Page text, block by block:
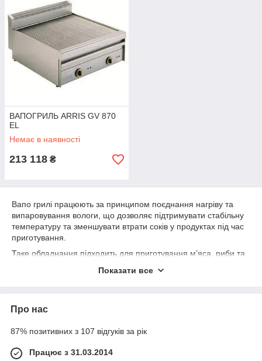
ВАПОГРИЛЬ ARRIS GV 870
EL
Немає в наявності
213 118 ₴
Вапо грилі працюють за принципом поєднання нагріву та
випаровування вологи, що дозволяє підтримувати стабільну
температуру та зменшувати втрати соків у продуктах під час
приготування.
Таке обладнання підходить для приготування м’яса, риби та
настільні вапо грилі
підлогові вапо грилі
Показати все
Про нас
87% позитивних з 107 відгуків за рік
Працює з 31.03.2014